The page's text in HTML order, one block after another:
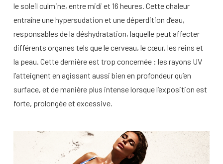
le soleil culmine, entre midi et 16 heures. Cette chaleur
entraîne une hypersudation et une déperdition d’eau,
responsables de la déshydratation, laquelle peut affecter
différents organes tels que le cerveau, le cœur, les reins et
la peau. Cette dernière est trop concernée : les rayons UV
l’atteignent en agissant aussi bien en profondeur qu’en
surface, et de manière plus intense lorsque l’exposition est
forte, prolongée et excessive.